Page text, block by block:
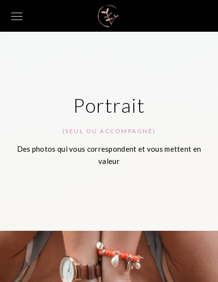
Portrait
(SEUL OU ACCOMPAGNÉ)
Des photos qui vous correspondent et vous mettent en
valeur